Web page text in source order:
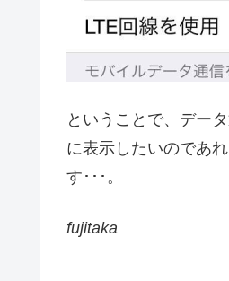
ということで、デー
に表示したいのであ
す･･･。
fujitaka